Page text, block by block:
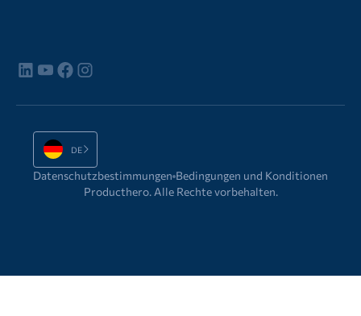
DE
Datenschutzbestimmungen Bedingungen und Konditionen
Producthero. Alle Rechte vorbehalten.